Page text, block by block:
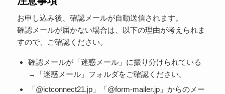
お申し込み後、確認メールが自動送信されます。
確認メールが届かない場合は、以下の理由が考えられま
すので、ご確認ください。
確認メールが「迷惑メール」に振り分けられている
→「迷惑メール」フォルダをご確認ください。
「@ictconnect21.jp」「@form-mailer.jp」からのメー